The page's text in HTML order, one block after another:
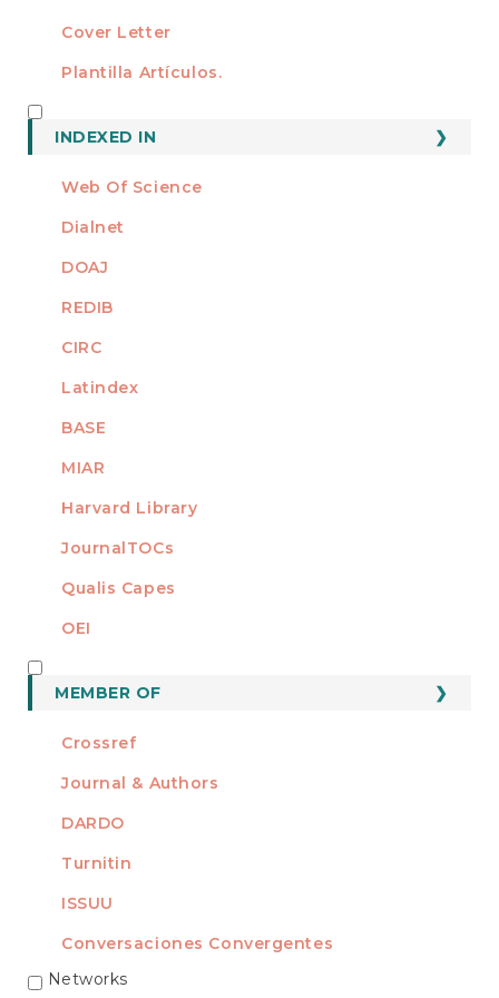
Cover Letter
Plantilla Artículos.
INDEXED IN
Web Of Science
Dialnet
DOAJ
REDIB
CIRC
Latindex
BASE
MIAR
Harvard Library
JournalTOCs
Qualis Capes
OEI
MEMBER OF
Crossref
Journal & Authors
DARDO
Turnitin
ISSUU
Conversaciones Convergentes
REDES
Networks